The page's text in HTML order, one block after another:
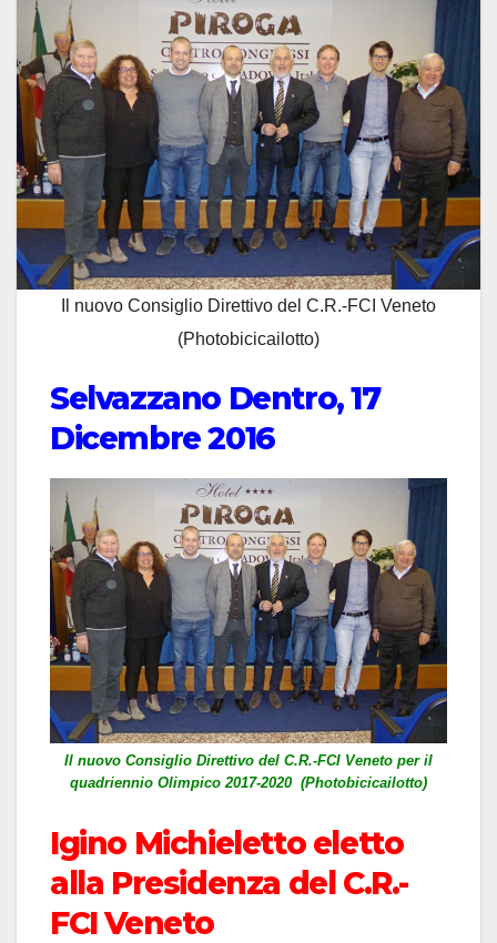
Il nuovo Consiglio Direttivo del C.R.-FCI Veneto
(Photobicicailotto)
Selvazzano Dentro, 17
Dicembre 2016
Il nuovo Consiglio Direttivo del C.R.-FCI Veneto per il
quadriennio Olimpico 2017-2020 (Photobicicailotto)
Igino Michieletto eletto
alla Presidenza del C.R.-
FCI Veneto